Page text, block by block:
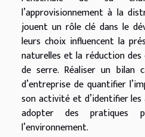
l’approvisionnement à la
jouent un rôle clé dans le
leurs choix influencent la
naturelles et la réduction
de serre. Réaliser un bilan
d’entreprise de quantifier
son activité et d’identifier
adopter des pratiques
l’environnement.